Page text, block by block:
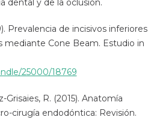
dental y de la oclusión.
Prevalencia de incisivos inferiores
mediante Cone Beam. Estudio in
25000/18769
Grisaies, R. (2015). Anatomía
cirugía endodóntica: Revisión.